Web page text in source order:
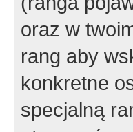
oraz w
rang aby
konkretne
specjalną